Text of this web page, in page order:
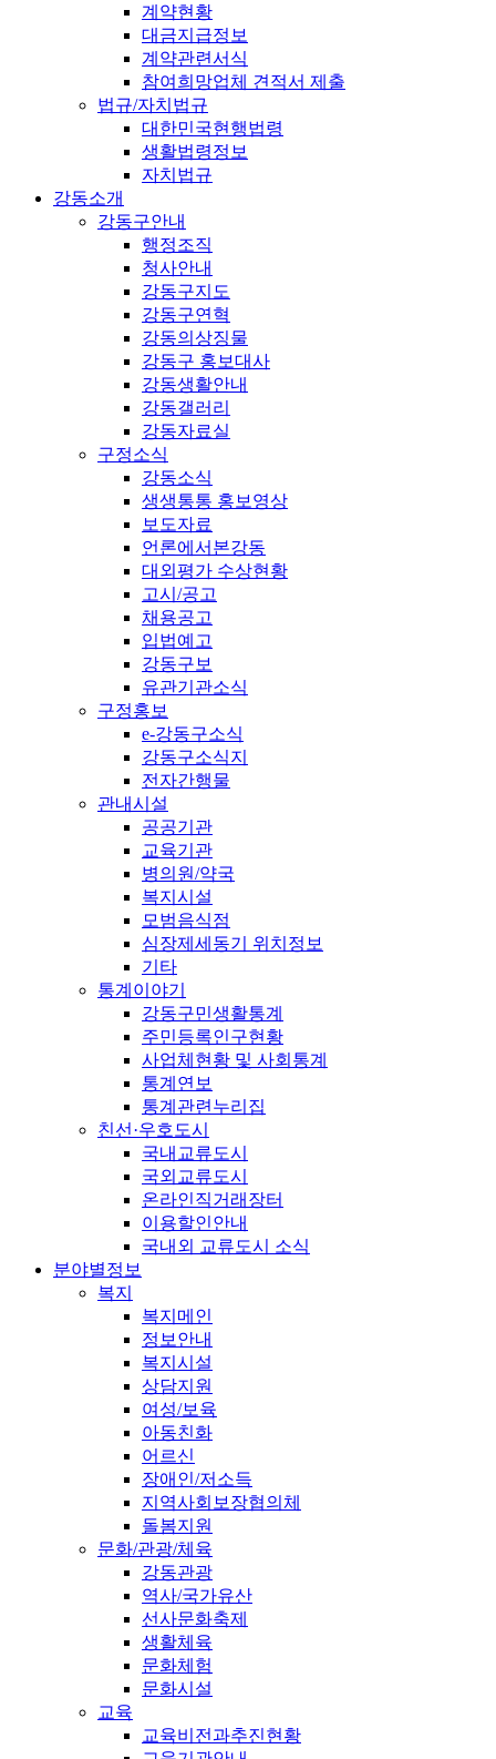
계약현황
대금지급정보
계약관련서식
참여희망업체 견적서 제출
법규/자치법규
대한민국현행법령
생활법령정보
자치법규
강동소개
강동구안내
행정조직
청사안내
강동구지도
강동구연혁
강동의상징물
강동구 홍보대사
강동생활안내
강동갤러리
강동자료실
구정소식
강동소식
생생통통 홍보영상
보도자료
언론에서본강동
대외평가 수상현황
고시/공고
채용공고
입법예고
강동구보
유관기관소식
구정홍보
e-강동구소식
강동구소식지
전자간행물
관내시설
공공기관
교육기관
병의원/약국
복지시설
모범음식점
심장제세동기 위치정보
기타
통계이야기
강동구민생활통계
주민등록인구현황
사업체현황 및 사회통계
통계연보
통계관련누리집
친선·우호도시
국내교류도시
국외교류도시
온라인직거래장터
이용할인안내
국내외 교류도시 소식
분야별정보
복지
복지메인
정보안내
복지시설
상담지원
여성/보육
아동친화
어르신
장애인/저소득
지역사회보장협의체
돌봄지원
문화/관광/체육
강동관광
역사/국가유산
선사문화축제
생활체육
문화체험
문화시설
교육
교육비전과추진현황